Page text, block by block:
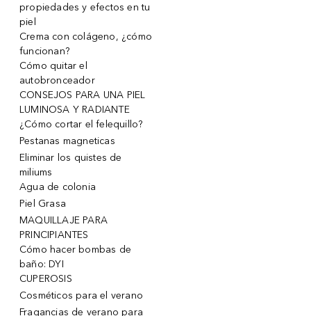
propiedades y efectos en tu
piel
Crema con colágeno, ¿cómo
funcionan?
Cómo quitar el
autobronceador
CONSEJOS PARA UNA PIEL
LUMINOSA Y RADIANTE
¿Cómo cortar el felequillo?
Pestanas magneticas
Eliminar los quistes de
miliums
Agua de colonia
Piel Grasa
MAQUILLAJE PARA
PRINCIPIANTES
Cómo hacer bombas de
baño: DYI
CUPEROSIS
Cosméticos para el verano
Fragancias de verano para